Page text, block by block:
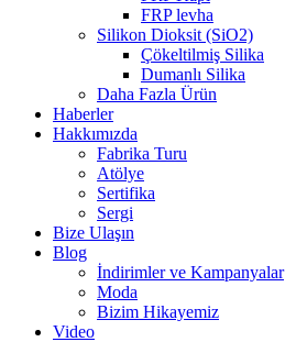
FRP levha
Silikon Dioksit (SiO2)
Çökeltilmiş Silika
Dumanlı Silika
Daha Fazla Ürün
Haberler
Hakkımızda
Fabrika Turu
Atölye
Sertifika
Sergi
Bize Ulaşın
Blog
İndirimler ve Kampanyalar
Moda
Bizim Hikayemiz
Video